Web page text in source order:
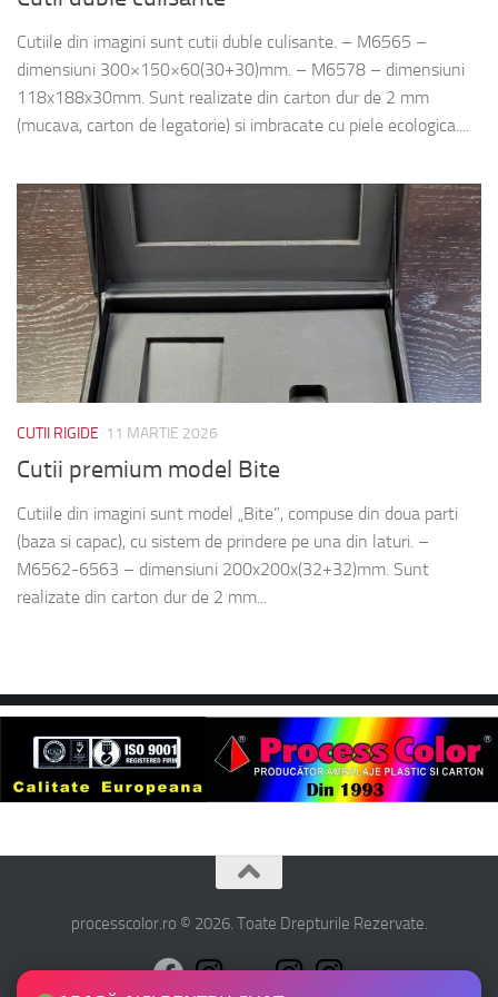
Cutiile din imagini sunt cutii duble culisante. – M6565 –
dimensiuni 300×150×60(30+30)mm. – M6578 – dimensiuni
118x188x30mm. Sunt realizate din carton dur de 2 mm
(mucava, carton de legatorie) si imbracate cu piele ecologica....
CUTII RIGIDE 11 MARTIE 2026
Cutii premium model Bite
Cutiile din imagini sunt model „Bite”, compuse din doua parti
(baza si capac), cu sistem de prindere pe una din laturi. –
M6562-6563 – dimensiuni 200x200x(32+32)mm. Sunt
realizate din carton dur de 2 mm...
processcolor.ro © 2026. Toate Drepturile Rezervate.